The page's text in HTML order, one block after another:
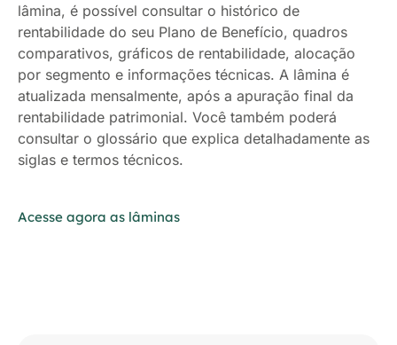
lâmina, é possível consultar o histórico de
rentabilidade do seu Plano de Benefício, quadros
comparativos, gráficos de rentabilidade, alocação
por segmento e informações técnicas. A lâmina é
atualizada mensalmente, após a apuração final da
rentabilidade patrimonial. Você também poderá
consultar o glossário que explica detalhadamente as
siglas e termos técnicos.
Acesse agora as lâminas